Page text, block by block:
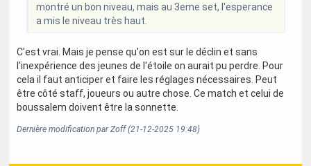
montré un bon niveau, mais au 3eme set, l'esperance
a mis le niveau très haut.
C'est vrai. Mais je pense qu'on est sur le déclin et sans
l'inexpérience des jeunes de l'étoile on aurait pu perdre. Pour
cela il faut anticiper et faire les réglages nécessaires. Peut
être côté staff, joueurs ou autre chose. Ce match et celui de
boussalem doivent être la sonnette.
Dernière modification par Zoff (21-12-2025 19:48)